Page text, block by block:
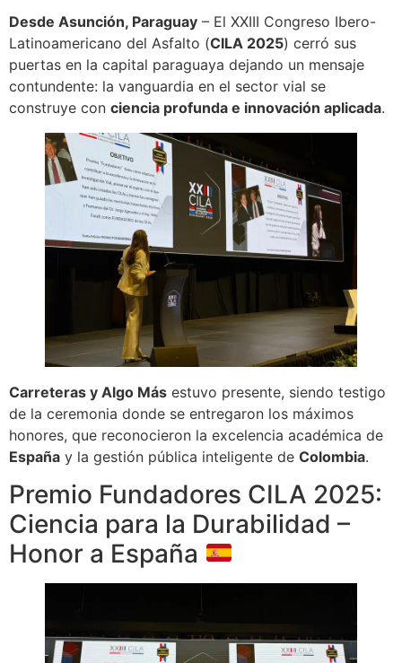
Desde Asunción, Paraguay – El XXIII Congreso Ibero-
Latinoamericano del Asfalto (CILA 2025) cerró sus
puertas en la capital paraguaya dejando un mensaje
contundente: la vanguardia en el sector vial se
construye con ciencia profunda e innovación aplicada.
Carreteras y Algo Más estuvo presente, siendo testigo
de la ceremonia donde se entregaron los máximos
honores, que reconocieron la excelencia académica de
España y la gestión pública inteligente de Colombia.
Premio Fundadores CILA 2025:
Ciencia para la Durabilidad –
Honor a España